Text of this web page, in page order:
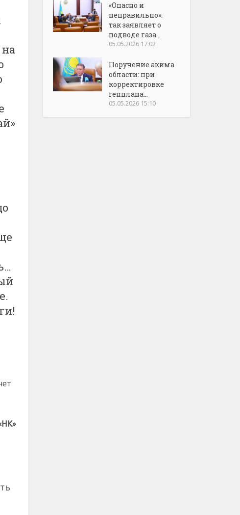
«Опасно и
неправильно»:
так заявляет о
подводе газа...
05.05.2026 17:02
Поручение акима
области: при
корректировке
генплана...
05.05.2026 15:10